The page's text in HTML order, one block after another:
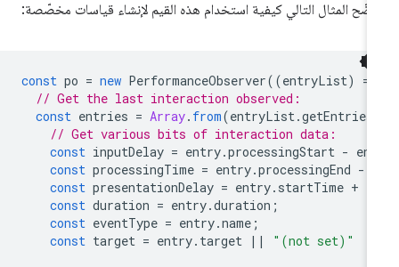
المثال التالي كيفية استخدام هذه القيم لإنشاء قياسات مخصّصة:
const po = new PerformanceObserver((entryList
// Get the last interaction observed:
const entries = Array.from(entryList.getEntries
// Get various bits of interaction data:
const inputDelay = entry.processingStart -
const processingTime = entry.processingEnd
const presentationDelay = entry.startTime
const duration = entry.duration
const eventType = entry.name
const target = entry.target || "(not set)"